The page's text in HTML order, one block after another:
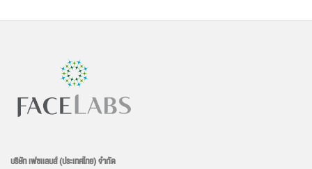
บริษัท เฟซเเลบส์ (ประเทศไทย) จำกัด